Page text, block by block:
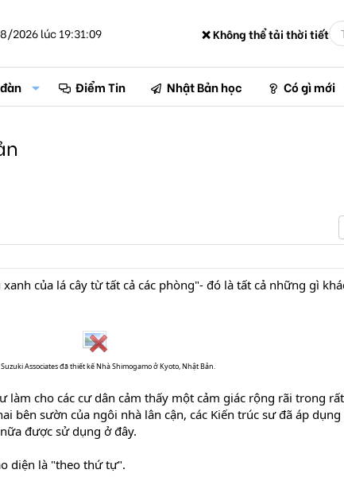
2026 lúc 19:31:09 ❌ Không thể tải thời tiết
Điểm Tin Nhật Bản học Có gì mới
của lá cây từ tất cả các phòng"- đó là tất cả những gì
Associates đã thiết kế Nhà Shimogamo ở Kyoto, Nhật Bản.
làm cho các cư dân cảm thấy một cảm giác rộng rãi trong rất
bên sườn của ngôi nhà lân cận, các Kiến trúc sư đã áp dụng
được sử dụng ở đây.
diện là "theo thứ tự".